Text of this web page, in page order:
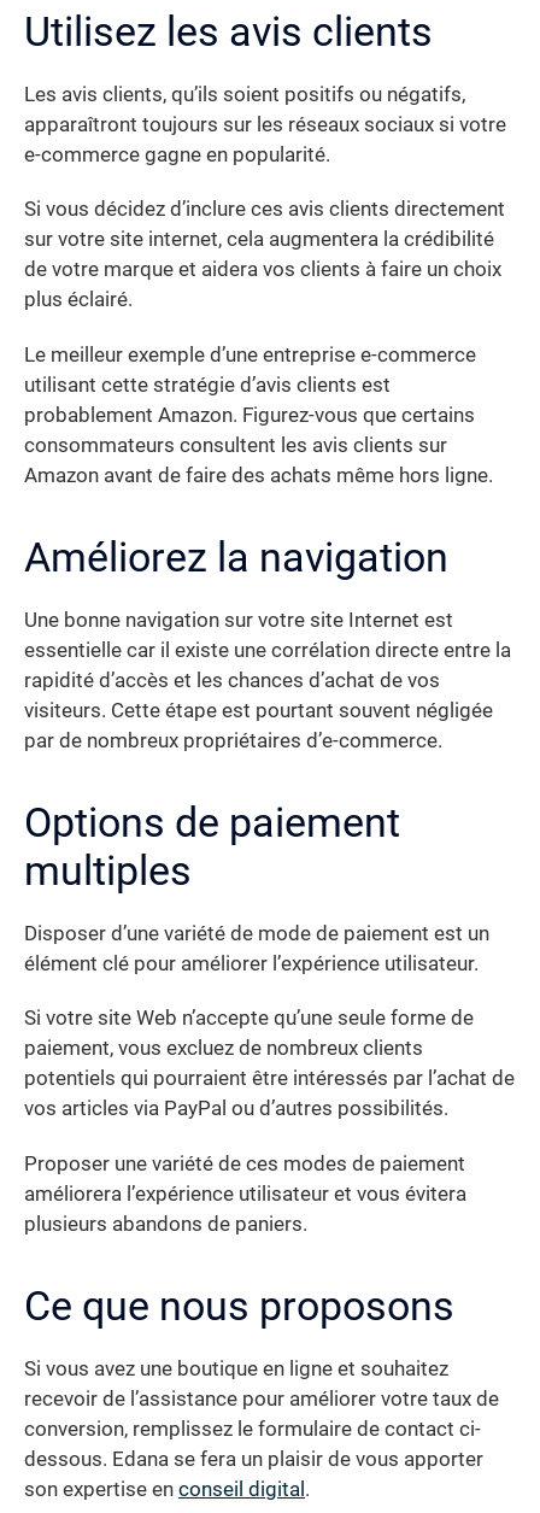
Utilisez les avis clients
Les avis clients, qu’ils soient positifs ou négatifs,
apparaîtront toujours sur les réseaux sociaux si votre
e-commerce gagne en popularité.
Si vous décidez d’inclure ces avis clients directement
sur votre site internet, cela augmentera la crédibilité
de votre marque et aidera vos clients à faire un choix
plus éclairé.
Le meilleur exemple d’une entreprise e-commerce
utilisant cette stratégie d’avis clients est
probablement Amazon. Figurez-vous que certains
consommateurs consultent les avis clients sur
Amazon avant de faire des achats même hors ligne.
Améliorez la navigation
Une bonne navigation sur votre site Internet est
essentielle car il existe une corrélation directe entre la
rapidité d’accès et les chances d’achat de vos
visiteurs. Cette étape est pourtant souvent négligée
par de nombreux propriétaires d’e-commerce.
Options de paiement
multiples
Disposer d’une variété de mode de paiement est un
élément clé pour améliorer l’expérience utilisateur.
Si votre site Web n’accepte qu’une seule forme de
paiement, vous excluez de nombreux clients
potentiels qui pourraient être intéressés par l’achat de
vos articles via PayPal ou d’autres possibilités.
Proposer une variété de ces modes de paiement
améliorera l’expérience utilisateur et vous évitera
plusieurs abandons de paniers.
Ce que nous proposons
Si vous avez une boutique en ligne et souhaitez
recevoir de l’assistance pour améliorer votre taux de
conversion, remplissez le formulaire de contact ci-
dessous. Edana se fera un plaisir de vous apporter
son expertise en conseil digital .